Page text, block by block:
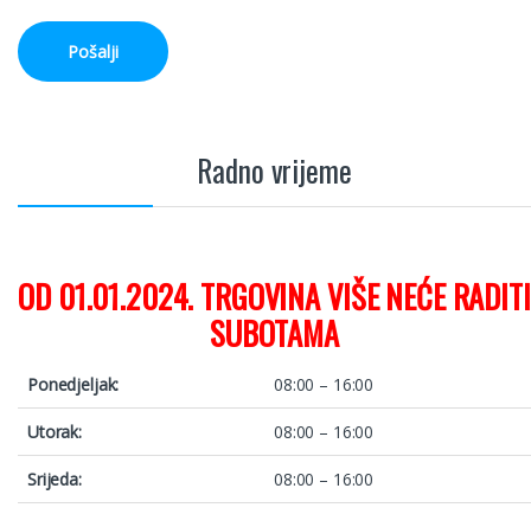
Pošalji
Radno vrijeme
OD 01.01.2024. TRGOVINA VIŠE NEĆE RADITI
SUBOTAMA
Ponedjeljak: 08:00 – 16:00
Utorak: 08:00 – 16:00
Srijeda: 08:00 – 16:00